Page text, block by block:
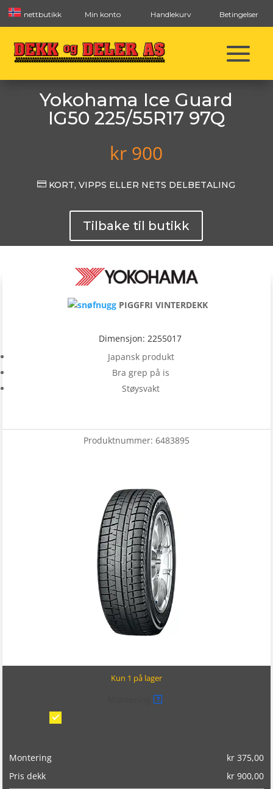
nettbutikk Min konto Handlekurv Betingelser
Yokohama Ice Guard
IG50 225/55R17 97Q
kr 900
 KORT, VIPPS ELLER NETS DELBETALING
Tilbake til butikk
PIGGFRI VINTERDEKK
Dimensjon: 2255017
Japansk produkt
Bra grep på is
Støysvakt
Produktnummer: 6483895
Kun 1 på lager
?
Montering kr375,00
Pris dekk
kr900,00